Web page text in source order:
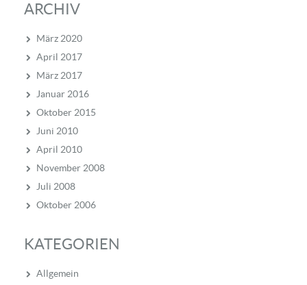
ARCHIV
März 2020
April 2017
März 2017
Januar 2016
Oktober 2015
Juni 2010
April 2010
November 2008
Juli 2008
Oktober 2006
KATEGORIEN
Allgemein